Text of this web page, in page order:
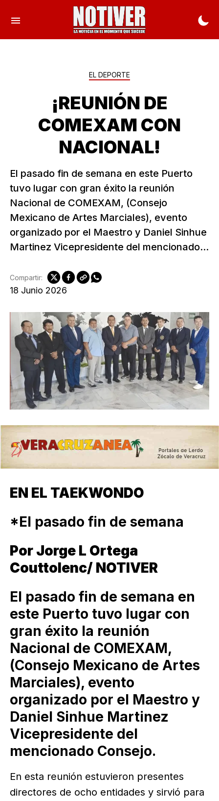
EL DEPORTE
¡REUNIÓN DE
COMEXAM CON
NACIONAL!
El pasado fin de semana en este Puerto
tuvo lugar con gran éxito la reunión
Nacional de COMEXAM, (Consejo
Mexicano de Artes Marciales), evento
organizado por el Maestro y Daniel Sinhue
Martinez Vicepresidente del mencionado...
18 Junio 2026
Compartir:
EN EL TAEKWONDO
*El pasado fin de semana
Por Jorge L Ortega
Couttolenc/ NOTIVER
El pasado fin de semana en
este Puerto tuvo lugar con
gran éxito la reunión
Nacional de COMEXAM,
(Consejo Mexicano de Artes
Marciales), evento
organizado por el Maestro y
Daniel Sinhue Martinez
Vicepresidente del
mencionado Consejo.
En esta reunión estuvieron presentes
directores de ocho entidades y sirvió para